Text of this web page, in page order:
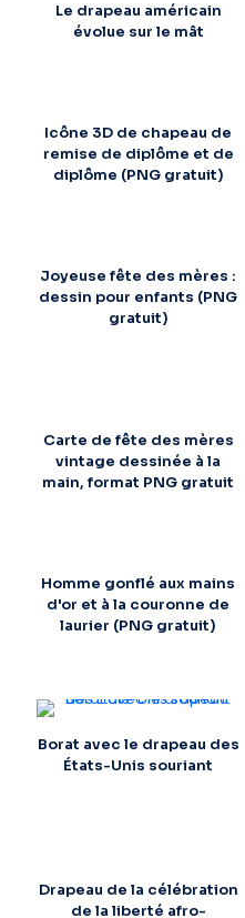
Le drapeau américain
évolue sur le mât
Icône 3D de chapeau de
remise de diplôme et de
diplôme (PNG gratuit)
Joyeuse fête des mères :
dessin pour enfants (PNG
gratuit)
Carte de fête des mères
vintage dessinée à la
main, format PNG gratuit
Homme gonflé aux mains
d'or et à la couronne de
laurier (PNG gratuit)
Borat avec le drapeau des
États-Unis souriant
Drapeau de la célébration
de la liberté afro-